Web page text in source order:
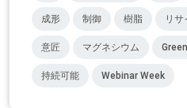
成形 制御 樹脂 リ
意匠 マグネシウム
持続可能 Webinar Week